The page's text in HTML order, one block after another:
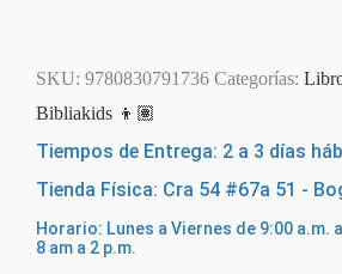
SKU: 9780830791736 Categorías:
Bibliakids 👦🏽
Tiempos de Entrega: 2 a 3 días
Tienda Física: Cra 54 #67a 51 -
Horario: Lunes a Viernes de 9:00 a.m.
8 am a 2 p.m.